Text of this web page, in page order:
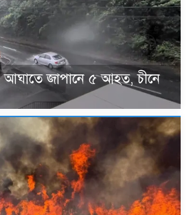
আঘাতে জাপানে ৫ আহত, চীনে